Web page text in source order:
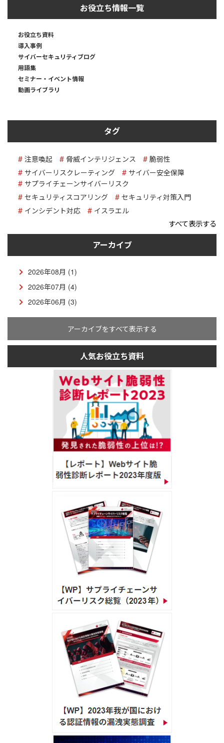
お役立ち情報一覧
お役立ち資料
導入事例
サイバーセキュリティブログ
用語集
セミナー・イベント情報
動画ライブラリ
タグ
注意喚起 脅威インテリジェンス
脆弱性
サイバーリスクレーティング
サイバー安全保障
サプライチェーンサイバーリスク
セキュリティスコアリング
セキュリティ対策入門
インシデント対応
イスラエル
すべて表示する
アーカイブ
2026年08月 (1)
2026年07月 (4)
2026年06月 (3)
アーカイブをすべて表示する
人気お役立ち資料